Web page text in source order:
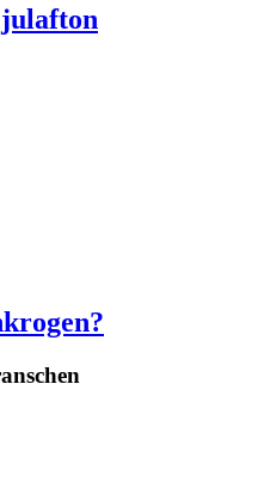
julafton